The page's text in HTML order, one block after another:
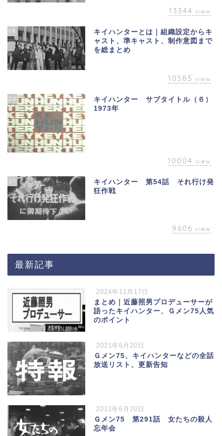
13344 view
19
キイハンターとは｜組織設定からキ
ャスト、準キャスト、制作意図まで
を総まとめ
10585 view
20
キイハンター サブタイトル（６）
1973年
10004 view
21
キイハンター 第54話 それ行け発
狂作戦
9606 view
最新記事
2024年11月17日
まとめ｜近藤照男プロデューサーが
語ったキイハンター、Ｇメン75人気
のポイント
2021年6月20日
Ｇメン75、キイハンターなどの全話
放送リスト、更新告知
2021年6月20日
Ｇメン75 第291話 女たちの殺人
忘年会